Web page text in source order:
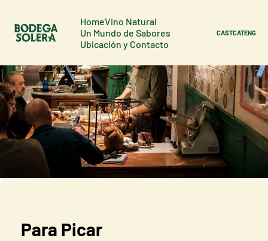
HomeVino Natural
Un Mundo de Sabores
Ubicación y Contacto
CASTCATENG
Para Picar